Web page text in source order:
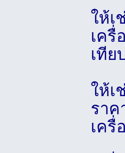
ให้เ
เครื่
เทีย
ให้เ
ราค
เครื่